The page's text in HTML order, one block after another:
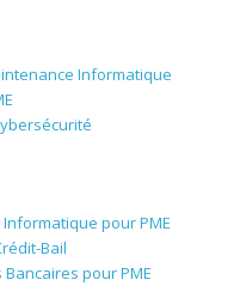
Informatique
pour PME
Bail
pour PME